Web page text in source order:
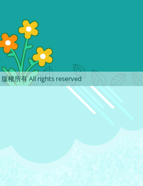
權所有 All rights reserved